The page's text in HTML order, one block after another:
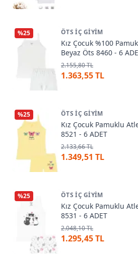
%25 ÖTS İÇ GIYIM
Kız Çocuk %100
Beyaz Öts 8460 - 6
2.155,80 TL
1.363,55 TL
%25 ÖTS İÇ GIYIM
Kız Çocuk Pamuklu
8521 - 6 ADET
2.133,66 TL
1.349,51 TL
%25 ÖTS İÇ GIYIM
Kız Çocuk Pamuklu
8531 - 6 ADET
2.048,10 TL
1.295,45 TL